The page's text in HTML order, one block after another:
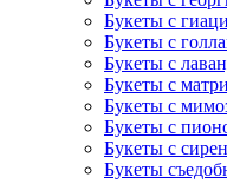
Букеты с
Букеты с
Букеты с
Букеты с
Букеты с
Букеты с
Букеты с
Букеты